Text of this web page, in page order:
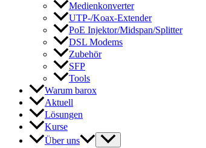
Medienkonverter
UTP-/Koax-Extender
PoE Injektor/Midspan/Splitter
DSL Modems
Zubehör
SFP
Tools
Warum barox
Aktuell
Lösungen
Kurse
Über uns